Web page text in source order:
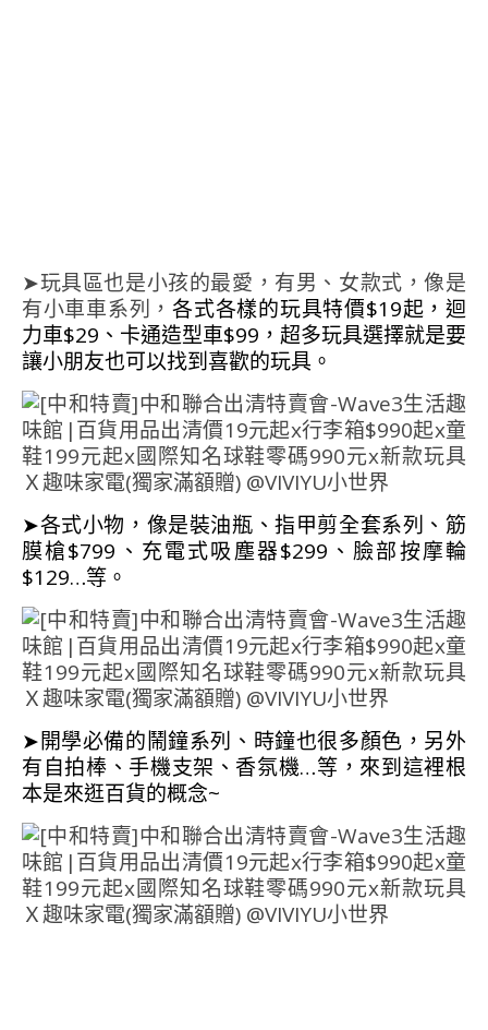
➤玩具區也是小孩的最愛，有男、女款式，像是
有小車車系列，各式各樣的玩具特價$19起，迴
力車$29、卡通造型車$99，超多玩具選擇就是要
讓小朋友也可以找到喜歡的玩具。
➤各式小物，像是裝油瓶、指甲剪全套系列、筋
膜槍$799、充電式吸塵器$299、臉部按摩輪
$129…等。
➤開學必備的鬧鐘系列、時鐘也很多顏色，另外
有自拍棒、手機支架、香氛機…等，來到這裡根
本是來逛百貨的概念~